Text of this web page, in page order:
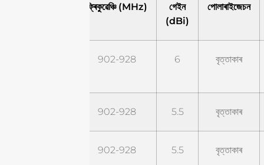
ফ্ৰিকুৱেঞ্চি (MHz)
গেইন
(dBi)
পোলাৰাইজেচন
902-928 6 বৃত্তাকাৰ
902-928 5.5 বৃত্তাকাৰ
902-928 5.5 বৃত্তাকাৰ